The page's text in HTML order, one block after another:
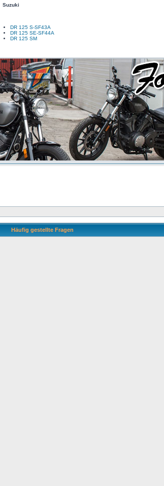
Suzuki
DR 125 S-SF43A
DR 125 SE-SF44A
DR 125 SM
Häufig gestellte Fragen